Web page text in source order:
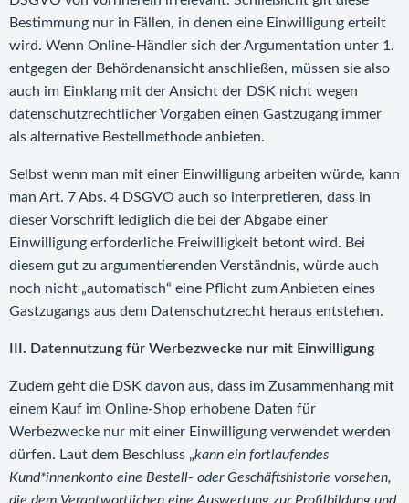
Bestimmung nur in Fällen, in denen eine Einwilligung erteilt
wird. Wenn Online-Händler sich der Argumentation unter 1.
entgegen der Behördenansicht anschließen, müssen sie also
auch im Einklang mit der Ansicht der DSK nicht wegen
datenschutzrechtlicher Vorgaben einen Gastzugang immer
als alternative Bestellmethode anbieten.
Selbst wenn man mit einer Einwilligung arbeiten würde, kann
man Art. 7 Abs. 4 DSGVO auch so interpretieren, dass in
dieser Vorschrift lediglich die bei der Abgabe einer
Einwilligung erforderliche Freiwilligkeit betont wird. Bei
diesem gut zu argumentierenden Verständnis, würde auch
noch nicht „automatisch“ eine Pflicht zum Anbieten eines
Gastzugangs aus dem Datenschutzrecht heraus entstehen.
III. Datennutzung für Werbezwecke nur mit Einwilligung
Zudem geht die DSK davon aus, dass im Zusammenhang mit
einem Kauf im Online-Shop erhobene Daten für
Werbezwecke nur mit einer Einwilligung verwendet werden
dürfen. Laut dem Beschluss „kann ein fortlaufendes
Kund*innenkonto eine Bestell- oder Geschäftshistorie vorsehen,